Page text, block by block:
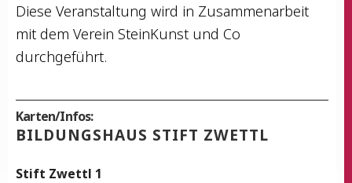
Die­se Ver­an­stal­tung wird in Zusam­men­ar­beit
mit dem Ver­ein Stein­Kunst und Co
durchgeführt.
Karten/Infos:
BIL­DUNGS­HAUS STIFT ZWETTL
Stift Zwettl 1